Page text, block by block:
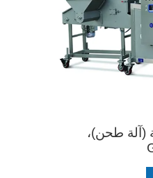
(آلة طحن)،